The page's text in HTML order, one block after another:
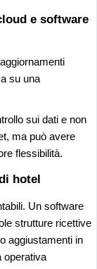
e software
su una
sui dati e non
ma può avere
flessibilità.
hotel
Un software
strutture ricettive
aggiustamenti in
operativa